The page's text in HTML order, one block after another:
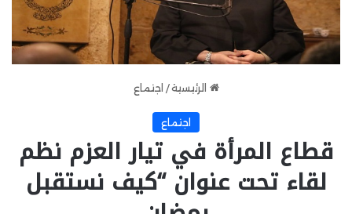
الرئيسية / اجتماع
اجتماع
قطاع المرأة في تيار العزم نظم
لقاء تحت عنوان “كيف نستقبل